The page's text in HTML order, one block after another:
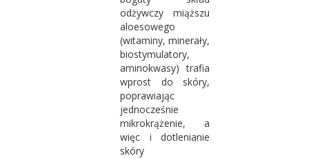
odżywczy miąższu
aloesowego
(witaminy, minerały,
biostymulatory,
aminokwasy) trafia
wprost do skóry,
poprawiając
jednocześnie
mikrokrążenie, a
więc i dotlenianie
skóry